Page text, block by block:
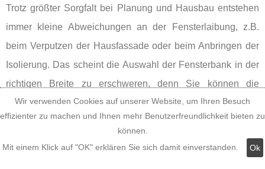
Trotz größter Sorgfalt bei Planung und Hausbau entstehen
immer kleine Abweichungen an der Fensterlaibung, z.B.
beim Verputzen der Hausfassade oder beim Anbringen der
Isolierung. Das scheint die Auswahl der Fensterbank in der
richtigen Breite zu erschweren, denn Sie können die
kompletten Außenfensterbänke in der Leibungsbreite weder
kürzen noch verlängern - nur in der Leibungstiefe an die
Maße Ihrer Fensterlaibungstiefen anpassen. Genau das
haben wir beim Entwerfen und Planen unserer Alu
Wir verwenden Cookies auf unserer Website, um Ihren Besuch
effizienter zu machen und Ihnen mehr Benutzerfreundlichkeit bieten zu
können.
Mit einem Klick auf "OK" erklären Sie sich damit einverstanden.
Ok